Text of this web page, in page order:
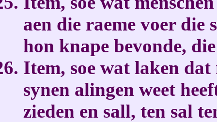
aen die raeme voer die
hon knape bevonde,
Item, soe wat laken
synen alingen weet
zieden en sall, ten sal